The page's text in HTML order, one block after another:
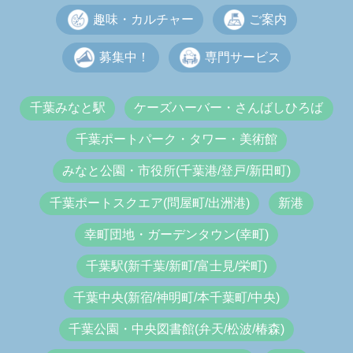
趣味・カルチャー ご案内
募集中！ 専門サービス
千葉みなと駅 ケーズハーバー・さんばしひろば
千葉ポートパーク・タワー・美術館
みなと公園・市役所(千葉港/登戸/新田町)
千葉ポートスクエア(問屋町/出洲港) 新港
幸町団地・ガーデンタウン(幸町)
千葉駅(新千葉/新町/富士見/栄町)
千葉中央(新宿/神明町/本千葉町/中央)
千葉公園・中央図書館(弁天/松波/椿森)